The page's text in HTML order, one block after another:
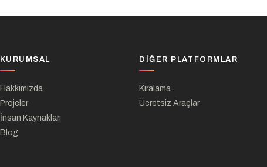
KURUMSAL
Hakkımızda
Projeler
İnsan Kaynakları
Blog
DIĞER PLATFORMLAR
Kiralama
Ücretsiz Araçlar